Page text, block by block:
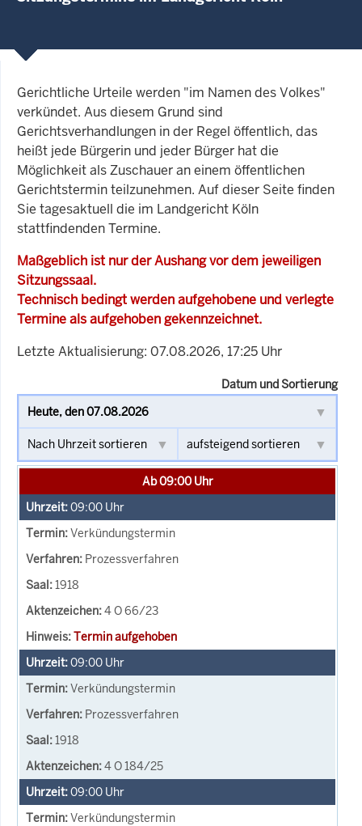
Gerichtliche Urteile werden "im Namen des Volkes"
verkündet. Aus diesem Grund sind
Gerichtsverhandlungen in der Regel öffentlich, das
heißt jede Bürgerin und jeder Bürger hat die
Möglichkeit als Zuschauer an einem öffentlichen
Gerichtstermin teilzunehmen. Auf dieser Seite finden
Sie tagesaktuell die im Landgericht Köln
stattfindenden Termine.
Maßgeblich ist nur der Aushang vor dem jeweiligen
Sitzungssaal.
Technisch bedingt werden aufgehobene und verlegte
Termine als aufgehoben gekennzeichnet.
Letzte Aktualisierung: 07.08.2026, 17:25 Uhr
Datum und Sortierung
Ab 09:00 Uhr
09:00 Uhr
Verkündungstermin
Prozessverfahren
1918
4 O 66/23
Termin aufgehoben
09:00 Uhr
Verkündungstermin
Prozessverfahren
1918
4 O 184/25
09:00 Uhr
Verkündungstermin